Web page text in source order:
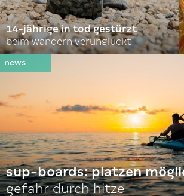
14-jährige in tod gestürzt
beim wandern verunglückt
sup-boards: platzen
gefahr durch hitze